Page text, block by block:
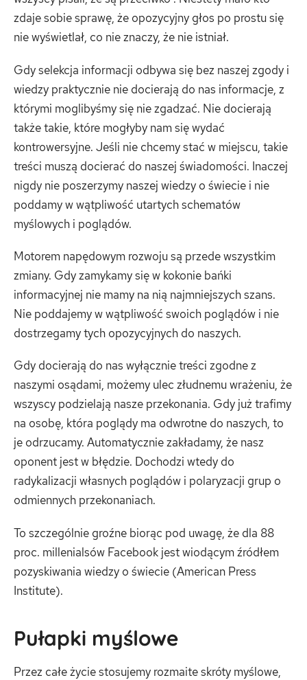
zdaje sobie sprawę, że opozycyjny głos po prostu się
nie wyświetlał, co nie znaczy, że nie istniał.
Gdy selekcja informacji odbywa się bez naszej zgody i
wiedzy praktycznie nie docierają do nas informacje, z
którymi moglibyśmy się nie zgadzać. Nie docierają
także takie, które mogłyby nam się wydać
kontrowersyjne. Jeśli nie chcemy stać w miejscu, takie
treści muszą docierać do naszej świadomości. Inaczej
nigdy nie poszerzymy naszej wiedzy o świecie i nie
poddamy w wątpliwość utartych schematów
myślowych i poglądów.
Motorem napędowym rozwoju są przede wszystkim
zmiany. Gdy zamykamy się w kokonie bańki
informacyjnej nie mamy na nią najmniejszych szans.
Nie poddajemy w wątpliwość swoich poglądów i nie
dostrzegamy tych opozycyjnych do naszych.
Gdy docierają do nas wyłącznie treści zgodne z
naszymi osądami, możemy ulec złudnemu wrażeniu, że
wszyscy podzielają nasze przekonania. Gdy już trafimy
na osobę, która poglądy ma odwrotne do naszych, to
je odrzucamy. Automatycznie zakładamy, że nasz
oponent jest w błędzie. Dochodzi wtedy do
radykalizacji własnych poglądów i polaryzacji grup o
odmiennych przekonaniach.
To szczególnie groźne biorąc pod uwagę, że dla 88
proc. millenialsów Facebook jest wiodącym źródłem
pozyskiwania wiedzy o świecie (American Press
Institute).
Pułapki myślowe
Przez całe życie stosujemy rozmaite skróty myślowe,